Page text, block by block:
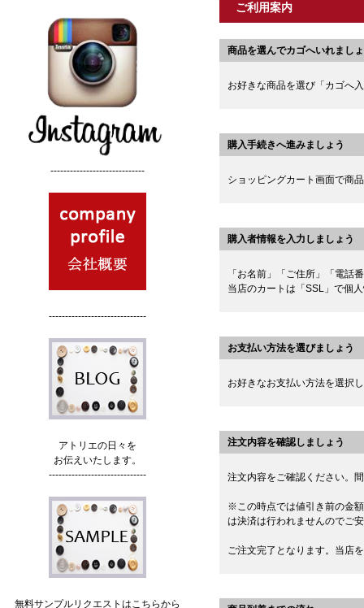
ご利用案内
商品を選んでカゴへいれまし
お好きな商品を選び「カゴへ
購入手続きへ進みましょう
ショッピングカート画面で商
購入者情報を入力しましょう
「お名前」「ご住所」「電話
当店のカートは「SSL」で個
お支払い方法を選びましょう
お好きなお支払い方法を選択
注文内容を確認しましょう
注文内容をご確認ください。
※この時点では値引き前の金
は決済は行われませんのでご
ご注文完了となります。当店
-----------------------------
------------------------------
アトリエの日々を
お伝えいたします。
------------------------------
無料サンプルリクエストはこちらから